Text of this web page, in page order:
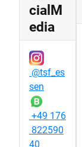
cialM
edia
@tsf_es
sen
+49 176
822590
40